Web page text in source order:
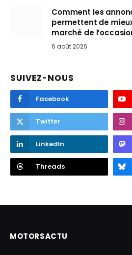
Comment les
permettent de
marché de
6 août 2026
SUIVEZ-NOUS
Facebook
Twitter
LinkedIn
Threads
MOTORSACTU